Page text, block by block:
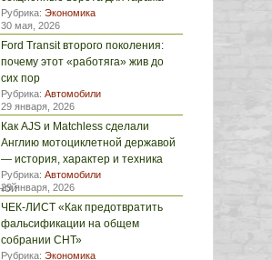
Рубрика: Экономика
30 мая, 2026
Ford Transit второго поколения:
почему этот «работяга» жив до
сих пор
Рубрика: Автомобили
29 января, 2026
Как AJS и Matchless сделали
Англию мотоциклетной державой
— история, характер и техника
Рубрика: Автомобили
29 января, 2026
ЧЕК-ЛИСТ «Как предотвратить
фальсификации на общем
собрании СНТ»
Рубрика: Экономика